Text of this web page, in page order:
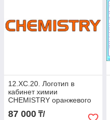
12.ХС.20. Логотип в
кабинет химии
CHEMISTRY оранжевого
цвета, по длине 3 метра,
9 букв
87 000 ₸/